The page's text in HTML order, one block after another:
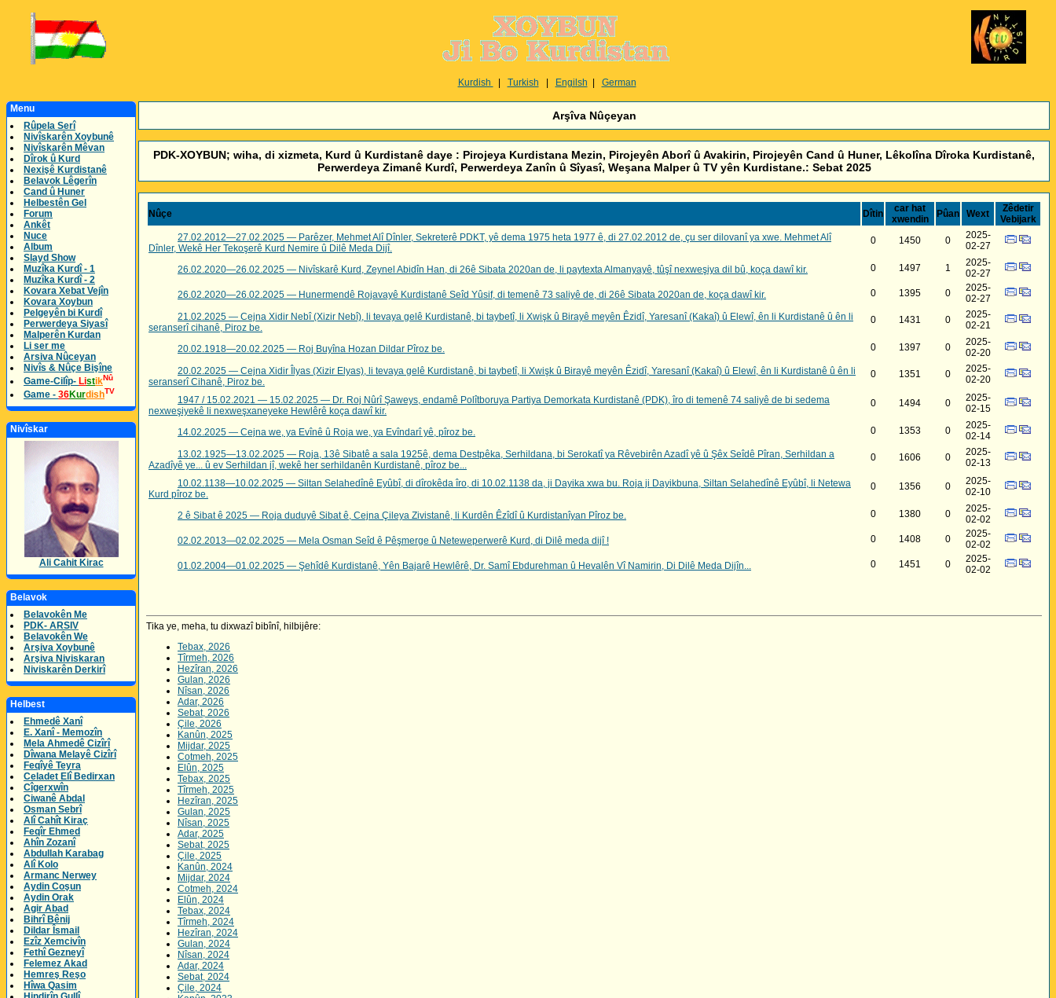
Kurdish Turkish Engilsh German
Menu
Rûpela Serî
Nivîskarên Xoybunê
Nivîskarên Mêvan
Dîrok û Kurd
Nexişê Kurdistanê
Belavok Lêgerîn
Cand û Huner
Helbestên Gel
Forum
Ankêt
Nuce
Album
Slayd Show
Muzîka Kurdî - 1
Muzîka Kurdî - 2
Kovara Xebat Vejîn
Kovara Xoybun
Pelgeyên bi Kurdî
Perwerdeya Siyasî
Malperên Kurdan
Li ser me
Arsiva Nûceyan
Nivîs & Nûçe Bişîne
Game-Cilîp- ListikNû
Game - 36KurdishTV
Nivîskar
Ali Cahit Kirac
Belavok
Belavokên Me
PDK- ARSIV
Belavokên We
Arşiva Xoybunê
Arşiva Niviskaran
Niviskarên Derkirî
Helbest
Ehmedê Xanî
E. Xanî - Memozîn
Mela Ahmedê Cizîrî
Dîwana Melayê Cizîrî
Feqîyê Teyra
Celadet Elî Bedirxan
Cîgerxwîn
Ciwanê Abdal
Osman Sebrî
Alî Cahît Kiraç
Feqîr Ehmed
Ahîn Zozanî
Abdullah Karabag
Alî Kolo
Armanc Nerwey
Aydin Coşun
Aydin Orak
Agir Abad
Bihrî Bênij
Dildar Îsmail
Ezîz Xemcivîn
Fethî Gezneyî
Felemez Akad
Hemreş Reşo
Hîwa Qasim
Arşîva Nûçeyan
PDK-XOYBUN; wiha, di xizmeta, Kurd û Kurdistanê daye : Pirojeya Kurdistana Mezin, Pirojeyên Aborî û Avakirin, Pirojeyên Cand û Huner, Lêkolîna Dîroka Kurdistanê,
Perwerdeya Zimanê Kurdî, Perwerdeya Zanîn û Sîyasî, Weşana Malper û TV yên Kurdistane.: Sebat 2025
Nûçe Dîtin
car hat
xwendin
Pûan Wext
Zêdetir
Vebijark
27.02.2012—27.02.2025 — Parêzer, Mehmet Alî Dînler, Sekreterê PDKT, yê dema 1975 heta 1977 ê, di 27.02.2012 de, çu ser dilovanî ya xwe. Mehmet Alî
Dînler, Wekê Her Tekoşerê Kurd Nemire û Dilê Meda Dijî.
0 1450 0
2025-
02-27
26.02.2020—26.02.2025 — Nivîskarê Kurd, Zeynel Abidîn Han, di 26ê Sibata 2020an de, li paytexta Almanyayê, tûşî nexweşiya dil bû, koça dawî kir. 0 1497 1
2025-
02-27
26.02.2020—26.02.2025 — Hunermendê Rojavayê Kurdistanê Seîd Yûsif, di temenê 73 saliyê de, di 26ê Sibata 2020an de, koça dawî kir.
0 1395 0
2025-
02-27
21.02.2025 — Cejna Xidir Nebî (Xizir Nebî), li tevaya gelê Kurdistanê, bi taybetî, li Xwişk û Birayê meyên Êzidî, Yaresanî (Kakaî) û Elewî, ên li Kurdistanê û ên li
seranserî cihanê, Piroz be.
0 1431 0
2025-
02-21
20.02.1918—20.02.2025 — Roj Buyîna Hozan Dildar Pîroz be. 0 1397 0
2025-
02-20
20.02.2025 — Cejna Xidir Îlyas (Xizir Elyas), li tevaya gelê Kurdistanê, bi taybetî, li Xwişk û Birayê meyên Êzidî, Yaresanî (Kakaî) û Elewî, ên li Kurdistanê û ên li
seranserî Cihanê, Piroz be.
0 1351 0
2025-
02-20
1947 / 15.02.2021 — 15.02.2025 — Dr. Roj Nûrî Şaweys, endamê Polîtboruya Partiya Demorkata Kurdistanê (PDK), îro di temenê 74 saliyê de bi sedema
nexweşiyekê li nexweşxaneyeke Hewlêrê koça dawî kir.
0 1494 0
2025-
02-15
14.02.2025 — Cejna we, ya Evînê û Roja we, ya Evîndarî yê, pîroz be. 0 1353 0
2025-
02-14
13.02.1925—13.02.2025 — Roja, 13ê Sibatê a sala 1925ê, dema Destpêka, Serhildana, bi Serokatî ya Rêvebirên Azadî yê û Şêx Seîdê Pîran, Serhildan a
Azadîyê ye... û ev Serhildan jî, wekê her serhildanên Kurdistanê, pîroz be...
0 1606 0
2025-
02-13
10.02.1138—10.02.2025 — Siltan Selahedînê Eyûbî, di dîrokêda îro, di 10.02.1138 da, ji Dayika xwa bu. Roja ji Dayikbuna, Siltan Selahedînê Eyûbî, li Netewa
Kurd pîroz be.
0 1356 0
2025-
02-10
2 ê Sibat ê 2025 — Roja duduyê Sibat ê, Cejna Çileya Zivistanê, li Kurdên Êzîdî û Kurdistanîyan Pîroz be. 0 1380 0
2025-
02-02
02.02.2013—02.02.2025 — Mela Osman Seîd ê Pêşmerge û Neteweperwerê Kurd, di Dilê meda dijî !
0 1408 0
2025-
02-02
01.02.2004—01.02.2025 — Şehîdê Kurdistanê, Yên Bajarê Hewlêrê, Dr. Samî Ebdurehman û Hevalên Vî Namirin, Di Dilê Meda Dijîn...
0 1451 0
2025-
02-02
Tika ye, meha, tu dixwazî bibînî, hilbijêre:
Tebax, 2026
Tîrmeh, 2026
Hezîran, 2026
Gulan, 2026
Nîsan, 2026
Adar, 2026
Sebat, 2026
Çile, 2026
Kanûn, 2025
Mijdar, 2025
Cotmeh, 2025
Elûn, 2025
Tebax, 2025
Tîrmeh, 2025
Hezîran, 2025
Gulan, 2025
Nîsan, 2025
Adar, 2025
Sebat, 2025
Çile, 2025
Kanûn, 2024
Mijdar, 2024
Cotmeh, 2024
Elûn, 2024
Tebax, 2024
Tîrmeh, 2024
Hezîran, 2024
Gulan, 2024
Nîsan, 2024
Adar, 2024
Sebat, 2024
Çile, 2024